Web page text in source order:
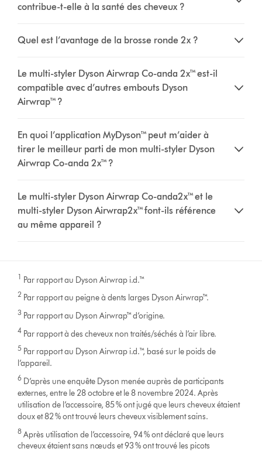
contribue-t-elle à la santé des cheveux ?
Quel est l’avantage de la brosse ronde 2x ?
Le multi-styler Dyson Airwrap Co-anda 2x™ est-il
compatible avec d’autres embouts Dyson
Airwrap™ ?
En quoi l’application MyDyson™ peut m’aider à
tirer le meilleur parti de mon multi-styler Dyson
Airwrap Co-anda 2x™ ?
Le multi-styler Dyson Airwrap Co-anda2x™ et le
multi-styler Dyson Airwrap2x™ font-ils référence
au même appareil ?
1 Par rapport au Dyson Airwrap i.d.™
2 Par rapport au peigne à dents larges Dyson Airwrap™.
3 Par rapport au Dyson Airwrap™ d’origine.
4 Par rapport à des cheveux non traités/séchés à l’air libre.
5 Par rapport au Dyson Airwrap i.d.™, basé sur le poids de
l’appareil.
6 D’après une enquête Dyson menée auprès de participants
externes, entre le 28 octobre et le 8 novembre 2024. Après
utilisation de l’accessoire, 85 % ont jugé que leurs cheveux étaient
doux et 82 % ont trouvé leurs cheveux visiblement sains.
8 Après utilisation de l’accessoire, 94 % ont déclaré que leurs
cheveux étaient sans nœuds et 93 % ont trouvé les picots